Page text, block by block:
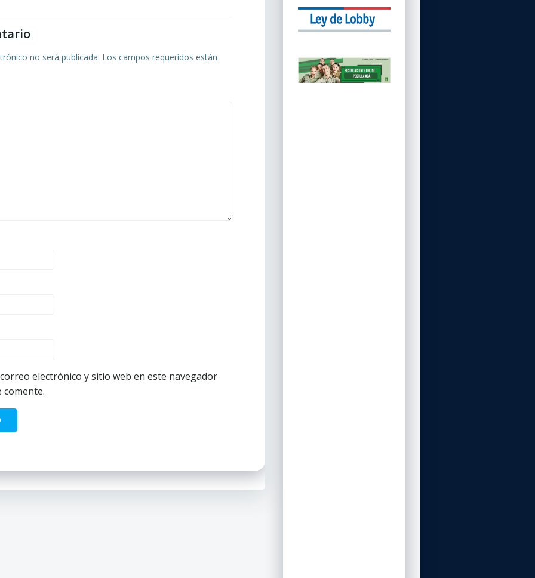
no será publicada. Los campos requeridos están
electrónico y sitio web en este navegador
comente.